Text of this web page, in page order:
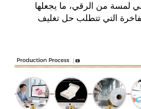
الإغلاق المغناطيسي لمسة من الرقي، ما يجعلها
مثالية للمنتجات الفاخرة التي تتطلب حل تغليف